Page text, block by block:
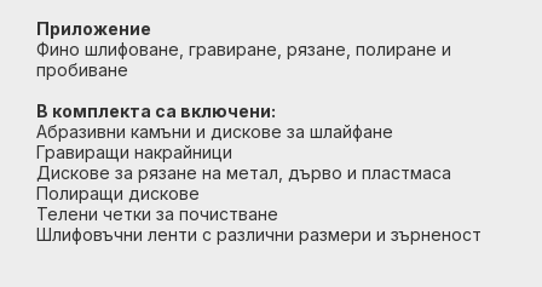
Приложение
Фино шлифоване, гравиране, рязане, полиране и
пробиване
В комплекта са включени:
Абразивни камъни и дискове за шлайфане
Гравиращи накрайници
Дискове за рязане на метал, дърво и пластмаса
Полиращи дискове
Телени четки за почистване
Шлифовъчни ленти с различни размери и зърненост